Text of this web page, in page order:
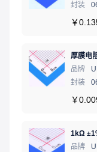
封装
￥
厚膜电
品牌
封装
￥
1kΩ
品牌